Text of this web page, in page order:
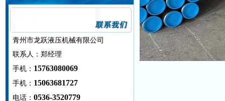
青州市龙跃液压机械有限公司
联系人：郑经理
手机： 15763080069
手机： 15063681727
电话： 0536-3520779